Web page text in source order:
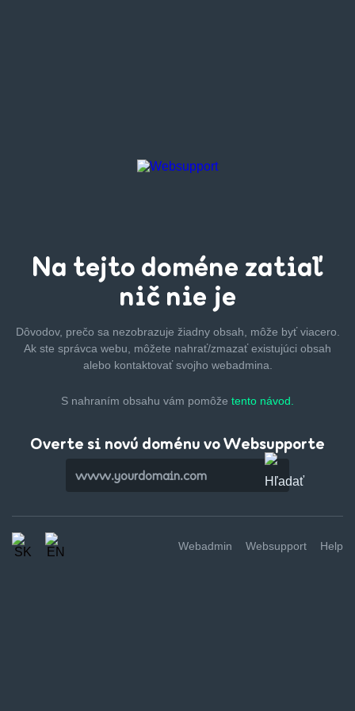
Na tejto doméne zatiaľ
nič nie je
Dôvodov, prečo sa nezobrazuje žiadny obsah, môže byťviacero.
Ak ste správca webu, môžete nahrať/zmazaťexistujúci obsah
alebo kontaktovať svojho webadmina.
S nahraním obsahu vám pomôže tento návod.
Overte si novú doménu vo Websupporte
Webadmin Websupport Help